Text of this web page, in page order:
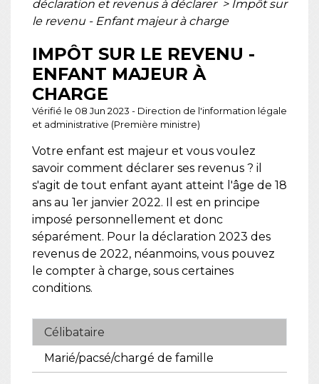
déclaration et revenus à déclarer > Impôt sur
le revenu - Enfant majeur à charge
IMPÔT SUR LE REVENU -
ENFANT MAJEUR À
CHARGE
Vérifié le 08 Jun 2023 - Direction de l'information légale
et administrative (Première ministre)
Votre enfant est majeur et vous voulez
savoir comment déclarer ses revenus ? il
s'agit de tout enfant ayant atteint l'âge de 18
ans au 1er janvier 2022. Il est en principe
imposé personnellement et donc
séparément. Pour la déclaration 2023 des
revenus de 2022, néanmoins, vous pouvez
le compter à charge, sous certaines
conditions.
Célibataire
Marié/pacsé/chargé de famille